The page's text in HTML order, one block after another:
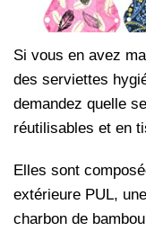
Si vous en avez
des serviettes
demandez quelle
réutilisables et en
Elles sont
extérieure PUL,
charbon de